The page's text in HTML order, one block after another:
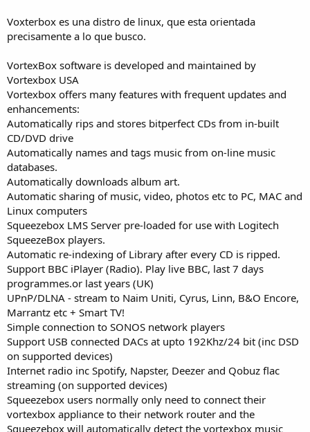
Voxterbox es una distro de linux, que esta orientada
precisamente a lo que busco.
VortexBox software is developed and maintained by
Vortexbox USA
Vortexbox offers many features with frequent updates and
enhancements:
Automatically rips and stores bitperfect CDs from in-built
CD/DVD drive
Automatically names and tags music from on-line music
databases.
Automatically downloads album art.
Automatic sharing of music, video, photos etc to PC, MAC and
Linux computers
Squeezebox LMS Server pre-loaded for use with Logitech
SqueezeBox players.
Automatic re-indexing of Library after every CD is ripped.
Support BBC iPlayer (Radio). Play live BBC, last 7 days
programmes.or last years (UK)
UPnP/DLNA - stream to Naim Uniti, Cyrus, Linn, B&O Encore,
Marrantz etc + Smart TV!
Simple connection to SONOS network players
Support USB connected DACs at upto 192Khz/24 bit (inc DSD
on supported devices)
Internet radio inc Spotify, Napster, Deezer and Qobuz flac
streaming (on supported devices)
Squeezebox users normally only need to connect their
vortexbox appliance to their network router and the
Squeezebox will automatically detect the vortexbox music